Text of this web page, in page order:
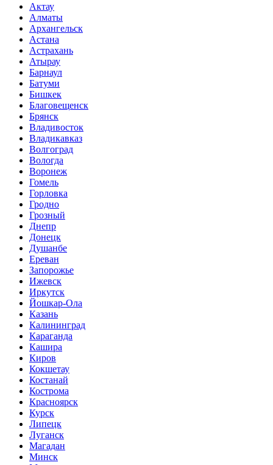
Актау
Алматы
Архангельск
Астана
Астрахань
Атырау
Барнаул
Батуми
Бишкек
Благовещенск
Брянск
Владивосток
Владикавказ
Волгоград
Вологда
Воронеж
Гомель
Горловка
Гродно
Грозный
Днепр
Донецк
Душанбе
Ереван
Запорожье
Ижевск
Иркутск
Йошкар-Ола
Казань
Калининград
Караганда
Кашира
Киров
Кокшетау
Костанай
Кострома
Красноярск
Курск
Липецк
Луганск
Магадан
Минск